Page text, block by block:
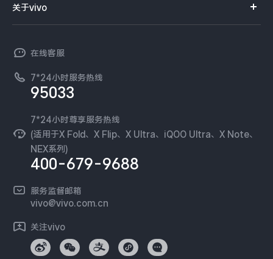
NEX系列
订单查询
查找手机
环保回收
安全公告
服务隐私政策
Log还原LUTs下载
vivo 办公套件
vivo 企业业务
廉正合规
国补营业执照
无线电发射设备销售备案
关于vivo
工作机会
新闻资讯
可持续发展
vivo 蔡司影像
开发者社区
在线客服
7*24小时服务热线
95033
7*24小时尊享服务热线
(适用于X Fold、X Flip、X Ultra、iQOO Ultra、X Note、
NEX系列)
400-679-9688
服务监督邮箱
vivo@vivo.com.cn
关注vivo